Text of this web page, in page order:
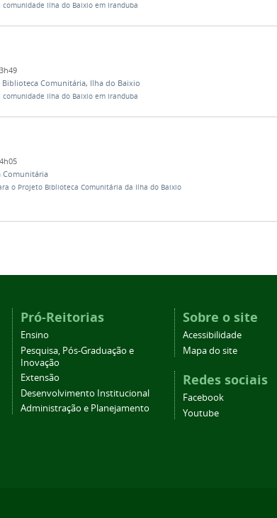
comunidade Ilha do Baixio em Iranduba
Biblioteca Comunitária, Ilha do Baixio
comunidade Ilha do Baixio em Iranduba
Comunitária
o Projeto Biblioteca Comunitária da Ilha do Baixio
Pró-Reitorias
Ensino
Pesquisa, Pós-Graduação e
Inovação
Extensão
Desenvolvimento Institucional
Administração e Planejamento
Sobre o site
Acessibilidade
Mapa do site
Redes sociais
Facebook
Youtube